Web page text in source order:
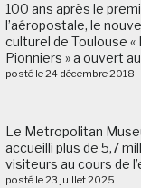
100 ans après le
l’aéropostale, le
culturel de Toulouse «
Pionniers » a ouvert
posté le 24 décembre 2018
Le Metropolitan
accueilli plus de 5,7
visiteurs au cours de
posté le 23 juillet 2025